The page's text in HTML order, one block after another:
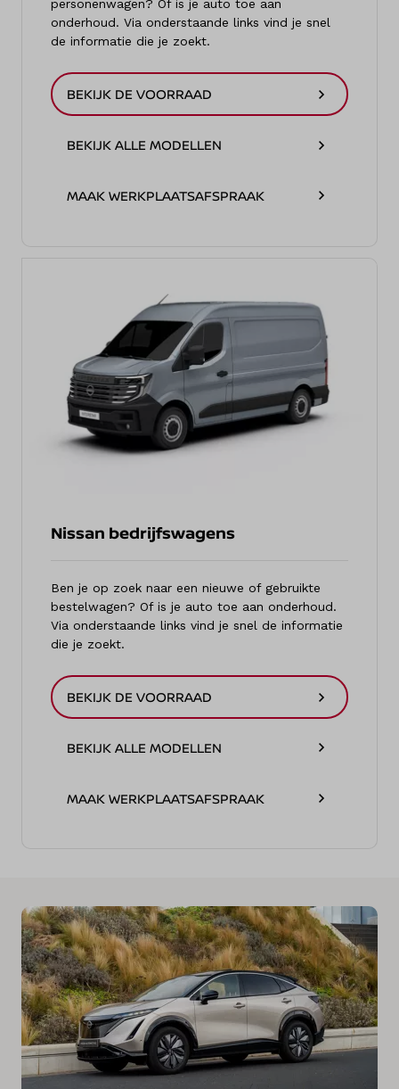
personenwagen? Of is je auto toe aan
onderhoud. Via onderstaande links vind je snel
de informatie die je zoekt.
BEKIJK DE VOORRAAD
BEKIJK ALLE MODELLEN
MAAK WERKPLAATSAFSPRAAK
Nissan bedrijfswagens
Ben je op zoek naar een nieuwe of gebruikte
bestelwagen? Of is je auto toe aan onderhoud.
Via onderstaande links vind je snel de informatie
die je zoekt.
BEKIJK DE VOORRAAD
BEKIJK ALLE MODELLEN
MAAK WERKPLAATSAFSPRAAK